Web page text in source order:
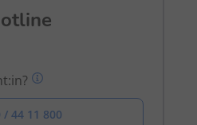
/ 44 11 800